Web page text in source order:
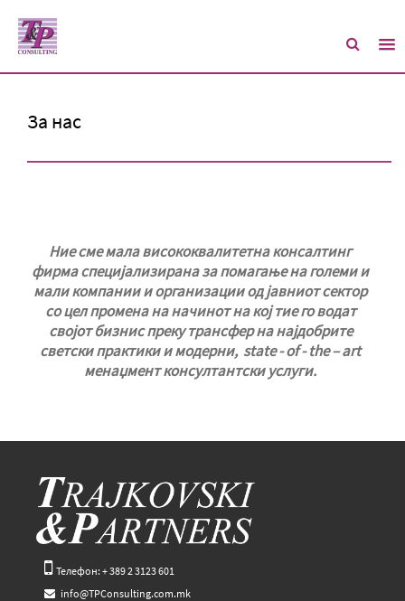
За нас
Ние сме мала висококвалитетна консалтинг
фирма специјализирана за помагање на големи и
мали компании и организации од јавниот сектор
со цел промена на начинот на кој тие го водат
својот бизнис преку трансфер на најдобрите
светски практики и модерни, state - of - the – art
менаџмент консултантски услуги.
Телефон: + 389 2 3123 601
info@TPConsulting.com.mk